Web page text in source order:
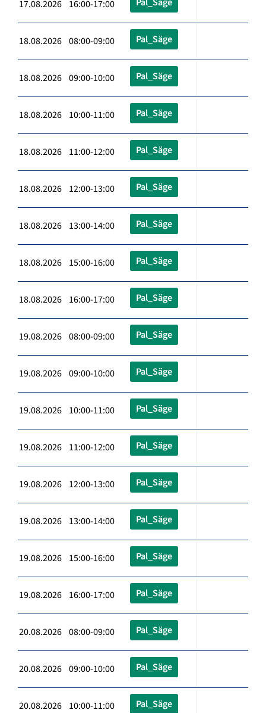
17.08.2026 16:00-17:00
18.08.2026 08:00-09:00 Pal_Säge
18.08.2026 09:00-10:00 Pal_Säge
18.08.2026 10:00-11:00 Pal_Säge
18.08.2026 11:00-12:00 Pal_Säge
18.08.2026 12:00-13:00 Pal_Säge
18.08.2026 13:00-14:00 Pal_Säge
18.08.2026 15:00-16:00 Pal_Säge
18.08.2026 16:00-17:00 Pal_Säge
19.08.2026 08:00-09:00 Pal_Säge
19.08.2026 09:00-10:00 Pal_Säge
19.08.2026 10:00-11:00 Pal_Säge
19.08.2026 11:00-12:00 Pal_Säge
19.08.2026 12:00-13:00 Pal_Säge
19.08.2026 13:00-14:00 Pal_Säge
19.08.2026 15:00-16:00 Pal_Säge
19.08.2026 16:00-17:00 Pal_Säge
20.08.2026 08:00-09:00 Pal_Säge
20.08.2026 09:00-10:00 Pal_Säge
20.08.2026 10:00-11:00 Pal_Säge